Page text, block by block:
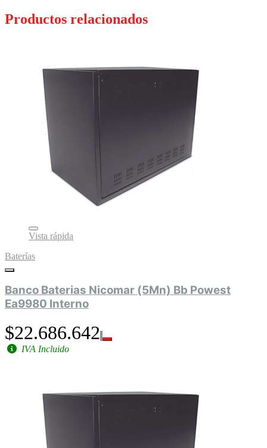
Productos relacionados
Vista rápida
Baterías
Banco Baterias Nicomar (5Mn) Bb Powest
Ea9980 Interno
$22.686.642
IVA Incluido